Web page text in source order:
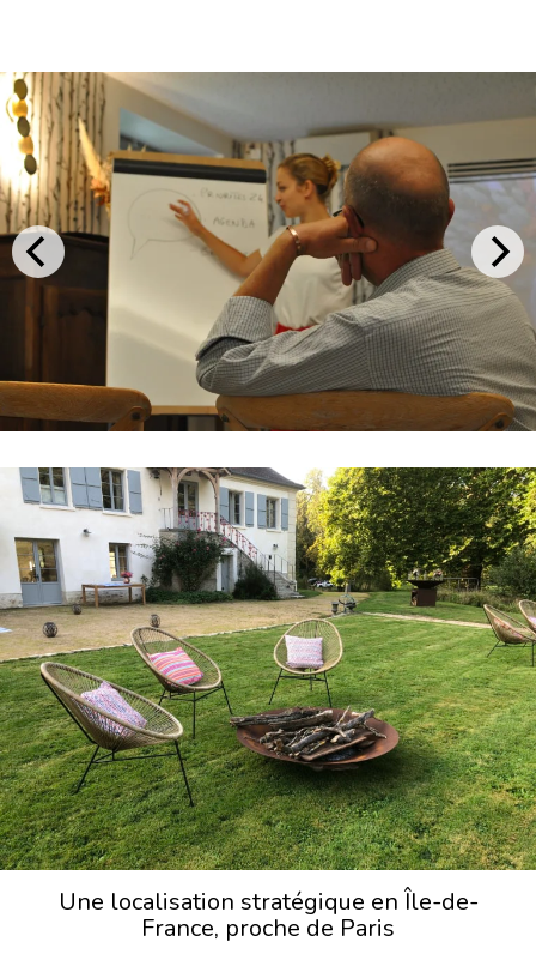
Une localisation stratégique en Île-de-
France, proche de Paris